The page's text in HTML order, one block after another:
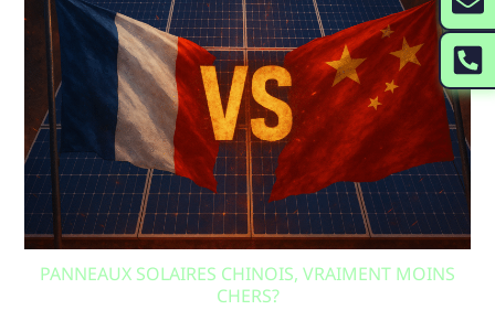
PANNEAUX SOLAIRES CHINOIS, VRAIMENT MOINS
CHERS?